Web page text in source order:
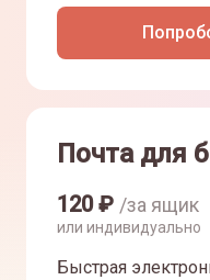
Почта для
120₽ /за ящик
или индивидуально
Быстрая